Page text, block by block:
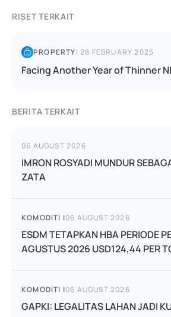
RISET TERKAIT
PROPERTY|28 FEBRUARY 2025
Facing Another Year of Thinner
BERITA TERKAIT
06 AUGUST 2026
IMRON ROSYADI MUNDUR
ZATA
KOMODITI |06 AUGUST 2026
ESDM TETAPKAN HBA PERIODE
AGUSTUS 2026 USD124,44 PER
KOMODITI |06 AUGUST 2026
GAPKI: LEGALITAS LAHAN JADI